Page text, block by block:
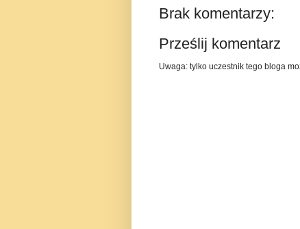
Brak komentarzy:
Prześlij komentarz
Uwaga: tylko uczestnik tego bloga